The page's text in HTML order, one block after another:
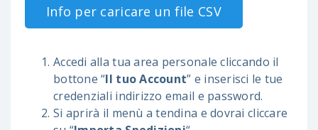
Info per caricare un file CSV
Accedi alla tua area personale cliccando il
bottone “Il tuo Account” e inserisci le tue
credenziali indirizzo email e password.
Si aprirà il menù a tendina e dovrai cliccare